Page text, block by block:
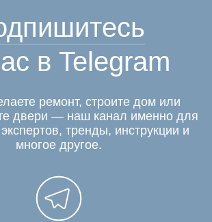
в Telegram
ремонт, строите дом или
двери — наш канал именно для
тренды, инструкции и
многое другое.